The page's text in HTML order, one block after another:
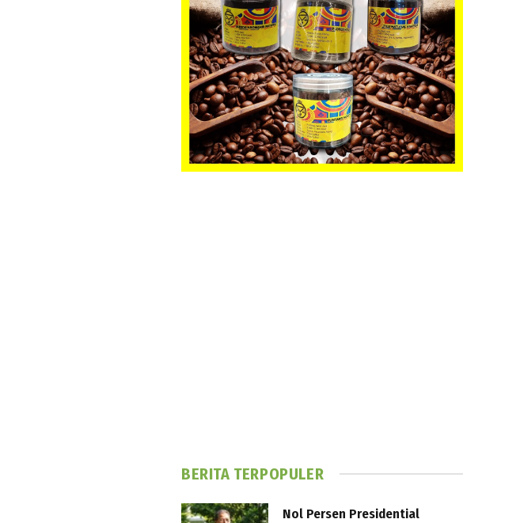
BERITA TERPOPULER
Nol Persen Presidential